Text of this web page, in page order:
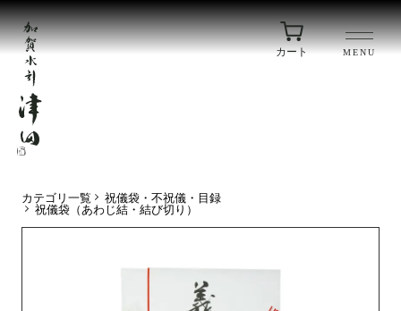
MENU
カート
カテゴリ一覧
祝儀袋・不祝儀・目録
祝儀袋（あわじ結・結び切り）